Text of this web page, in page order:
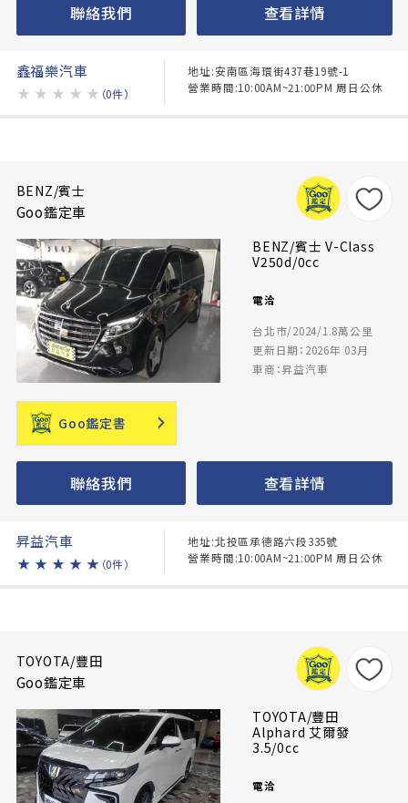
聯絡我們 查看詳情
鑫福樂汽車
★ ★ ★ ★ ★ （0件）
地址:安南區海環街437巷19號-1
營業時間:10:00AM~21:00PM 周日公休
BENZ/賓士
Goo鑑定車
BENZ/賓士 V-Class
V250d/0cc
電洽
台北市/2024/1.8萬公里
更新日期：2026年 03月
車商：昇益汽車
Goo鑑定書
聯絡我們 查看詳情
昇益汽車
★ ★ ★ ★ ★ （0件）
地址:北投區承德路六段335號
營業時間:10:00AM~21:00PM 周日公休
TOYOTA/豐田
Goo鑑定車
TOYOTA/豐田
Alphard 艾爾發
3.5/0cc
電洽